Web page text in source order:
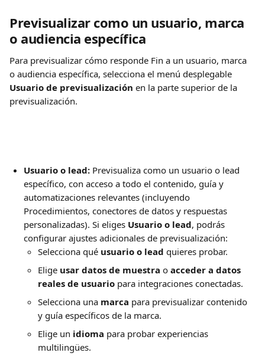
Previsualizar como un usuario, marca
o audiencia específica
Para previsualizar cómo responde Fin a un usuario, marca
o audiencia específica, selecciona el menú desplegable
Usuario de previsualización en la parte superior de la
previsualización.
Usuario o lead: Previsualiza como un usuario o lead
específico, con acceso a todo el contenido, guía y
automatizaciones relevantes (incluyendo
Procedimientos, conectores de datos y respuestas
personalizadas). Si eliges Usuario o lead, podrás
configurar ajustes adicionales de previsualización:
Selecciona qué usuario o lead quieres probar.
Elige usar datos de muestra o acceder a datos
reales de usuario para integraciones conectadas.
Selecciona una marca para previsualizar contenido
y guía específicos de la marca.
Elige un idioma para probar experiencias
multilingües.